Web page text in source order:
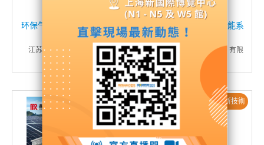
环保气体绝缘金属封闭开关
设备
江苏洛凯机电股份有限公司
汪达尔（10kv分布式储能系
统）
富士康新能源电池（郑州）有限
新産品 / 新技術